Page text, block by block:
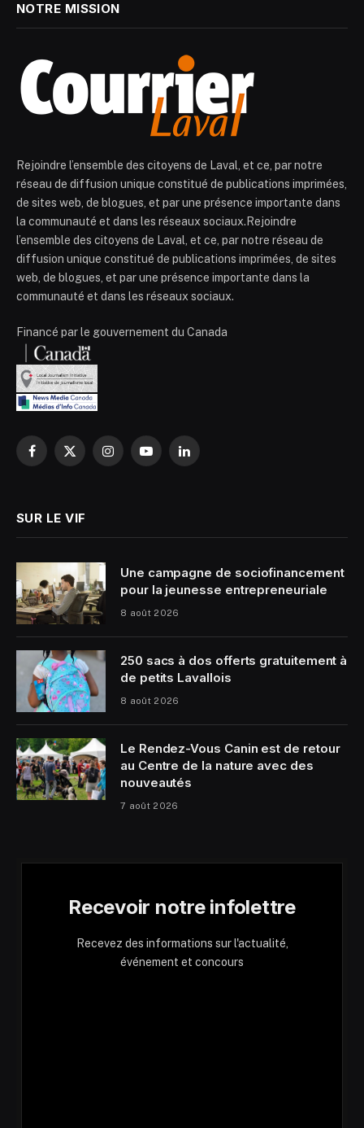
NOTRE MISSION
Rejoindre l’ensemble des citoyens de Laval, et ce, par notre
réseau de diffusion unique constitué de publications imprimées,
de sites web, de blogues, et par une présence importante dans
la communauté et dans les réseaux sociaux.Rejoindre
l’ensemble des citoyens de Laval, et ce, par notre réseau de
diffusion unique constitué de publications imprimées, de sites
web, de blogues, et par une présence importante dans la
communauté et dans les réseaux sociaux.
Financé par le gouvernement du Canada
Facebook
X
InstagramYouTubeLinkedIn
SUR LE VIF
Une campagne de sociofinancement
pour la jeunesse entrepreneuriale
8 août 2026
250 sacs à dos offerts gratuitement à
de petits Lavallois
8 août 2026
Le Rendez-Vous Canin est de retour
au Centre de la nature avec des
nouveautés
7 août 2026
Recevoir notre infolettre
Recevez des informations sur l'actualité,
événement et concours